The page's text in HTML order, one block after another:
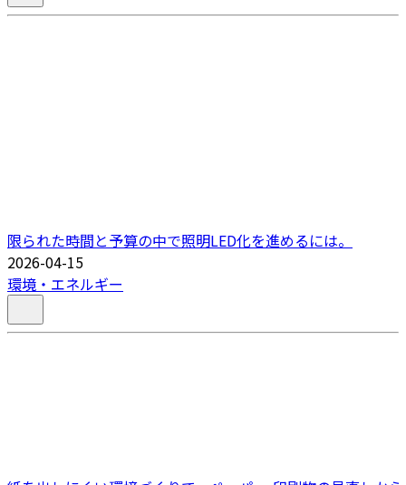
限られた時間と予算の中で照明LED化を進めるには。
2026-04-15
環境・エネルギー